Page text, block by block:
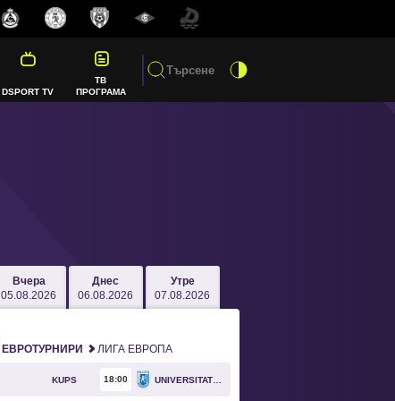
DSPORT TV
ТВ
ПРОГРАМА
Вчера
05.08.2026
Днес
06.08.2026
Утре
07.08.2026
ЕВРОТУРНИРИ ЛИГА ЕВРОПА
KUPS 18 00